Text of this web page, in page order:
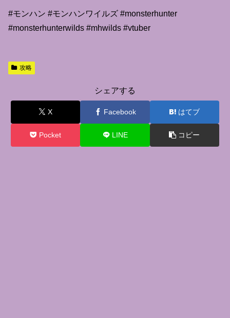
#モンハン #モンハンワイルズ #monsterhunter
#monsterhunterwilds #mhwilds #vtuber
攻略
シェアする
X Facebook はてブ
Pocket LINE コピー